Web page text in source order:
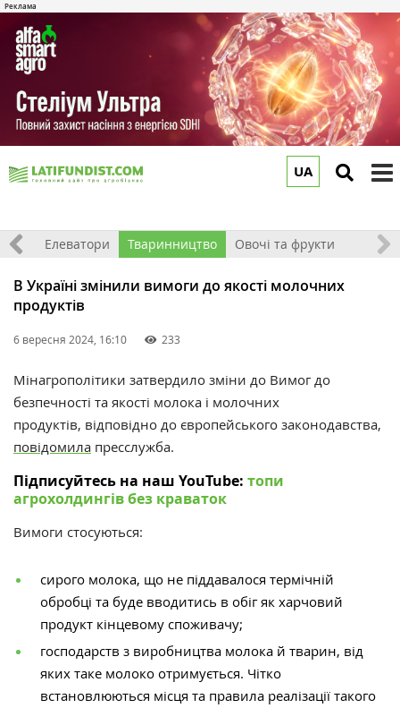
UA
Елеватори Тваринництво Овочі та фрукти
В Україні змінили вимоги до якості молочних
продуктів
6 вересня 2024, 16:10 233
Мінагрополітики затвердило зміни до Вимог до
безпечності та якості молока і молочних
продуктів, відповідно до європейського законодавства,
повідомила пресслужба.
Підписуйтесь на наш YouTube: топи
агрохолдингів без краваток
Вимоги стосуються:
сирого молока, що не піддавалося термічній
обробці та буде вводитись в обіг як харчовий
продукт кінцевому споживачу;
господарств з виробництва молока й тварин, від
яких таке молоко отримується. Чітко
встановлюються місця та правила реалізації такого